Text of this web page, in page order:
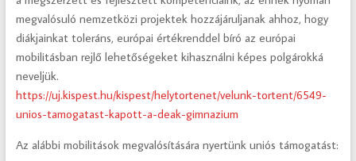
megvalósuló nemzetközi projektek hozzájáruljanak ahhoz, hogy
diákjainkat toleráns, európai értékrenddel bíró az európai
mobilitásban rejlő lehetőségeket kihasználni képes polgárokká
neveljük.
https://uj.kispest.hu/kispest/helytortenet/velunk-tortent/6549-
unios-tamogatast-kapott-a-deak-gimnazium
Az alábbi mobilitások megvalósítására nyertünk uniós támogatást: